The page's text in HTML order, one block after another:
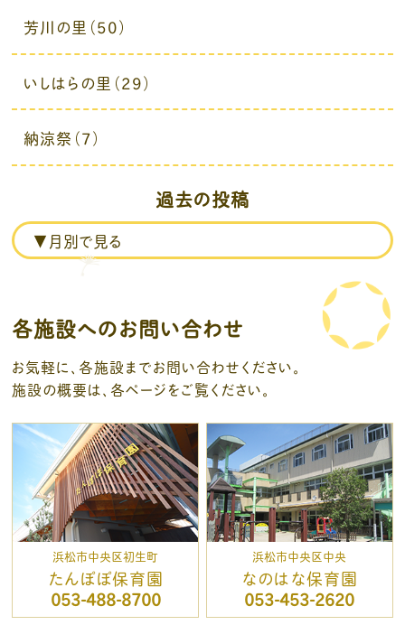
芳川の里（50）
いしはらの里（29）
納涼祭（7）
過去の投稿
各施設へのお問い合わせ
お気軽に、各施設までお問い合わせください。
施設の概要は、各ページをご覧ください。
浜松市中央区初生町
たんぽぽ保育園
053-488-8700
浜松市中央区中央
なのはな保育園
053-453-2620